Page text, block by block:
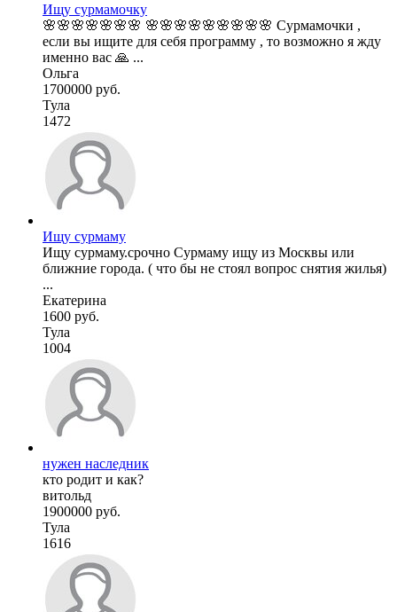
Ищу сурмамочку
🌸🌸🌸🌸🌸🌸🌸 🌸🌸🌸🌸🌸🌸🌸🌸🌸 Сурмамочки ,
если вы ищите для себя программу , то возможно я жду
именно вас 🙏 ...
Ольга
1700000 руб.
Тула
1472
Ищу сурмаму
Ищу сурмаму.срочно Сурмаму ищу из Москвы или
ближние города. ( что бы не стоял вопрос снятия жилья)
...
Екатерина
1600 руб.
Тула
1004
нужен наследник
кто родит и как?
витольд
1900000 руб.
Тула
1616